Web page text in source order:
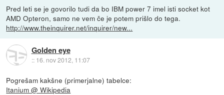
Pred leti se je govorilo tudi da bo IBM power 7 imel isti socket kot
AMD Opteron, samo ne vem če je potem prišlo do tega.
http://www.theinquirer.net/inquirer/new...
Golden eye
:: 16. nov 2012, 11:07
Pogrešam kakšne (primerjalne) tabelce:
Itanium @ Wikipedia